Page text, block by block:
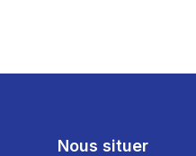
Nous situer